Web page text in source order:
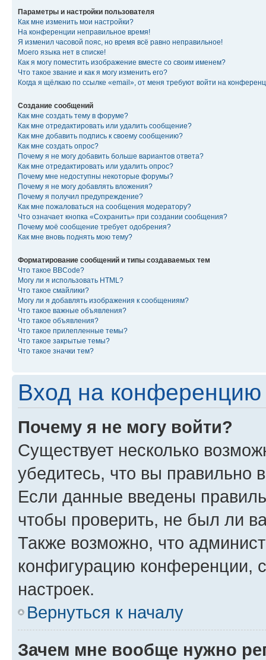
Параметры и настройки пользователя
Как мне изменить мои настройки?
На конференции неправильное время!
Я изменил часовой пояс, но время всё равно неправильное!
Моего языка нет в списке!
Как я могу поместить изображение вместе со своим именем?
Что такое звание и как я могу изменить его?
Когда я щёлкаю по ссылке «email», от меня требуют войти на
Создание сообщений
Как мне создать тему в форуме?
Как мне отредактировать или удалить сообщение?
Как мне добавить подпись к своему сообщению?
Как мне создать опрос?
Почему я не могу добавить больше вариантов ответа?
Как мне отредактировать или удалить опрос?
Почему мне недоступны некоторые форумы?
Почему я не могу добавлять вложения?
Почему я получил предупреждение?
Как мне пожаловаться на сообщения модератору?
Что означает кнопка «Сохранить» при создании сообщения?
Почему моё сообщение требует одобрения?
Как мне вновь поднять мою тему?
Форматирование сообщений и типы создаваемых тем
Что такое BBCode?
Могу ли я использовать HTML?
Что такое смайлики?
Могу ли я добавлять изображения к сообщениям?
Что такое важные объявления?
Что такое объявления?
Что такое прилепленные темы?
Что такое закрытые темы?
Что такое значки тем?
Вход на конференцию
Почему я не могу войти?
Существует несколько
убедитесь, что вы правильно
Если данные введены
чтобы проверить, не был ли
Также возможно, что
конфигурацию конференции,
настроек.
Вернуться к началу
Зачем мне вообще нужно